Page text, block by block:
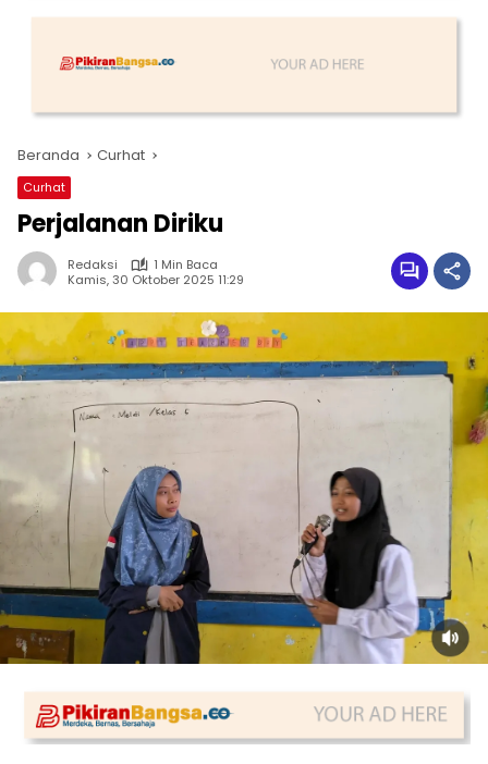
Beranda Curhat
Curhat
Perjalanan Diriku
Redaksi
1 Min Baca
Kamis, 30 Oktober 2025 11:29